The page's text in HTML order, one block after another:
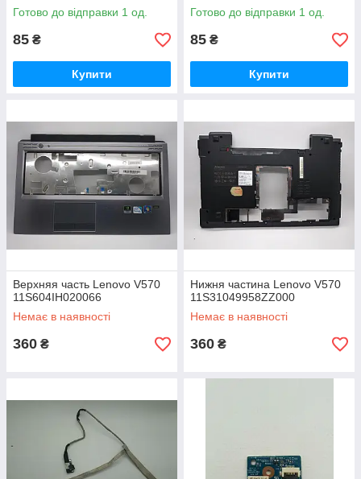
Готово до відправки 1 од.
85 ₴
Купити
Готово до відправки 1 од.
85 ₴
Купити
Верхняя часть Lenovo V570
11S604IH020066
Немає в наявності
360 ₴
Нижня частина Lenovo V570
11S31049958ZZ000
Немає в наявності
360 ₴